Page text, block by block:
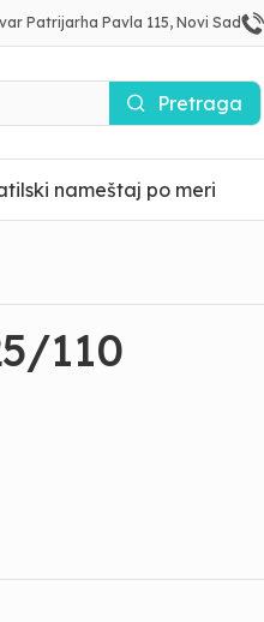
Patrijarha Pavla 115, Novi Sad
Pretraga
nameštaj po meri
110